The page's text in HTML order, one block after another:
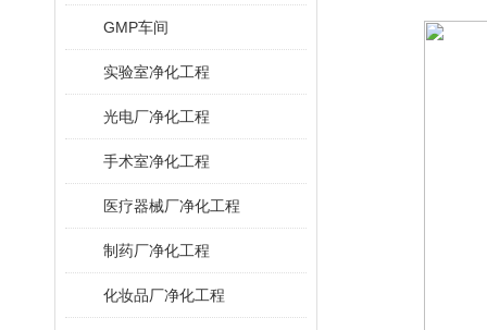
GMP车间
实验室净化工程
光电厂净化工程
手术室净化工程
医疗器械厂净化工程
制药厂净化工程
化妆品厂净化工程